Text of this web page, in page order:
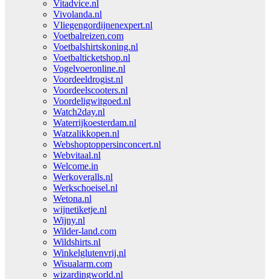
Vitadvice.nl
Vivolanda.nl
Vliegengordijnenexpert.nl
Voetbalreizen.com
Voetbalshirtskoning.nl
Voetbalticketshop.nl
Vogelvoeronline.nl
Voordeeldrogist.nl
Voordeelscooters.nl
Voordeligwitgoed.nl
Watch2day.nl
Waterrijkoesterdam.nl
Watzalikkopen.nl
Webshoptoppersinconcert.nl
Webvitaal.nl
Welcome.in
Werkoveralls.nl
Werkschoeisel.nl
Wetona.nl
wijnetiketje.nl
Wijny.nl
Wilder-land.com
Wildshirts.nl
Winkelglutenvrij.nl
Wisualarm.com
wizardingworld.nl